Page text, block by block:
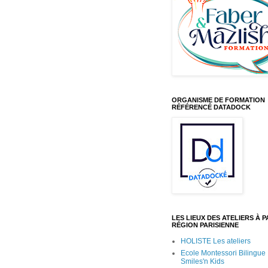
ORGANISME DE FORMATION
RÉFÉRENCÉ DATADOCK
LES LIEUX DES ATELIERS À
RÉGION PARISIENNE
HOLISTE Les ateliers
Ecole Montessori Bilingue
Smiles'n Kids